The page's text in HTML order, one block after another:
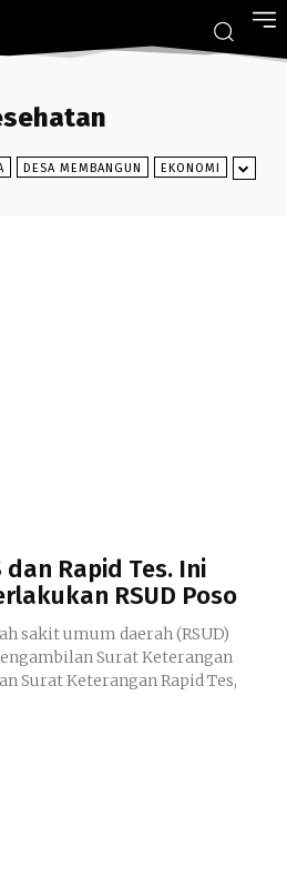
DESA MEMBANGUN EKONOMI
dan Rapid Tes. Ini
RSUD Poso
sakit umum daerah (RSUD)
Surat Keterangan
Surat Keterangan Rapid Tes,